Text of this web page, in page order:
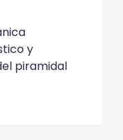
y
piramidal